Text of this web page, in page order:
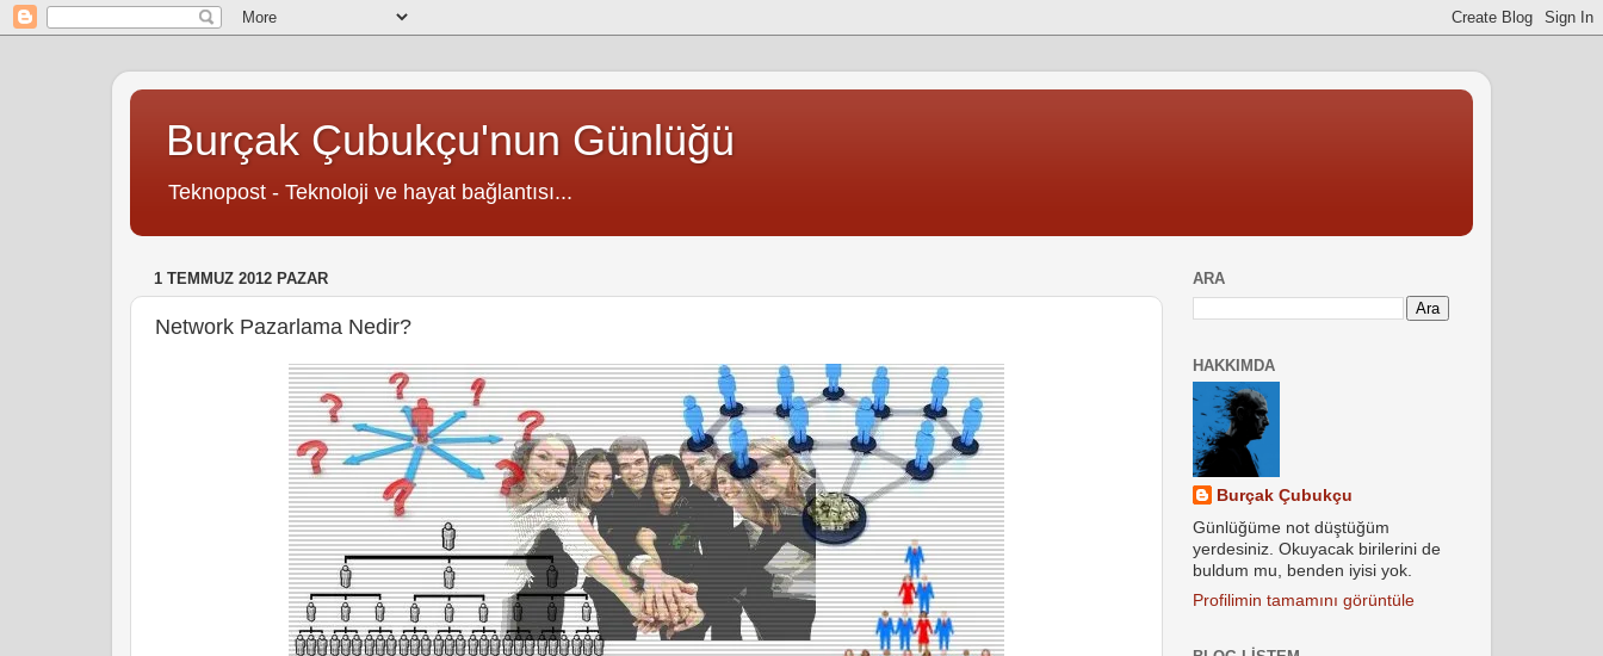
Burçak Çubukçu'nun Günlüğü
Teknopost - Teknoloji ve hayat bağlantısı...
1 TEMMUZ 2012 PAZAR
Network Pazarlama Nedir?
ARA
HAKKIMDA
Burçak Çubukçu
Günlüğüme not düştüğüm
yerdesiniz. Okuyacak birilerini de
buldum mu, benden iyisi yok.
Profilimin tamamını görüntüle